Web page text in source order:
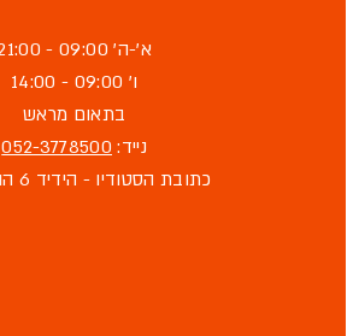
א'-ה' 09:00 - 21:00
ו' 09:00 - 14:00
בתאום מראש
נייד: 052-3778500
כתובת הסטודיו - הידיד 6 הוד השרון